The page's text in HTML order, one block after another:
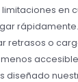
en
retrasos o
diseñado